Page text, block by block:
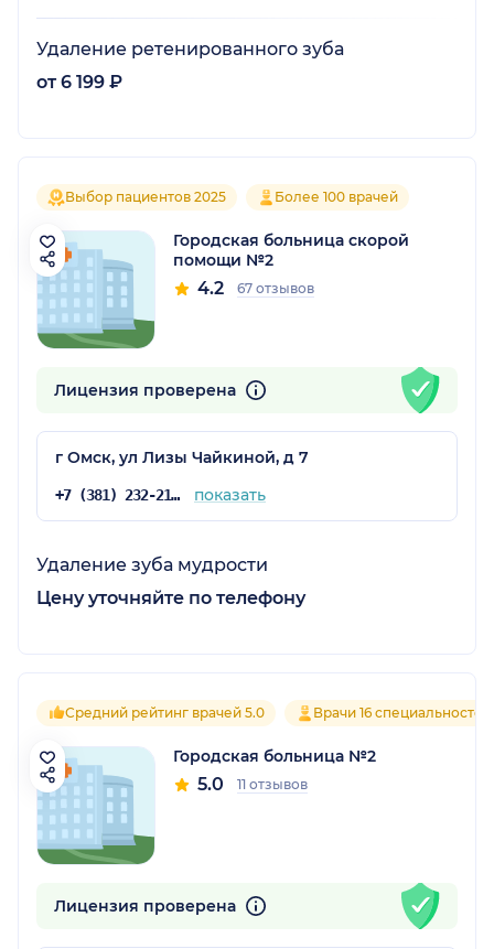
Удаление ретенированного зуба
от 6 199 ₽
Выбор пациентов 2025 Более 100 врачей
Городская больница скорой
помощи №2
4.2 67 отзывов
Лицензия проверена
г Омск, ул Лизы Чайкиной, д 7
+7 (381) 232-21-95 показать
Удаление зуба мудрости
Цену уточняйте по телефону
Средний рейтинг врачей 5.0 Врачи 16 специальностей
Городская больница №2
5.0 11 отзывов
Лицензия проверена